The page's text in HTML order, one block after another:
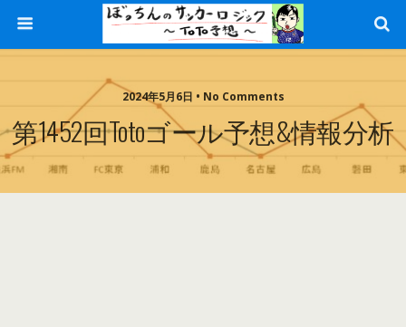
2024年5月6日 • No Comments
第1452回totoゴール予想&情報分析